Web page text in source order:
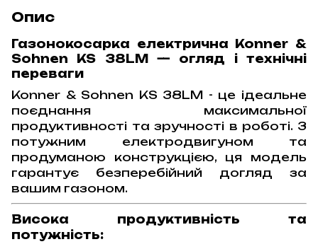
Опис
Газонокосарка електрична Konner &
Sohnen KS 38LM — огляд і технічні
переваги
Konner & Sohnen KS 38LM - це ідеальне
поєднання максимальної
продуктивності та зручності в роботі. З
потужним електродвигуном та
продуманою конструкцією, ця модель
гарантує безперебійний догляд за
вашим газоном.
Висока продуктивність та
потужність: